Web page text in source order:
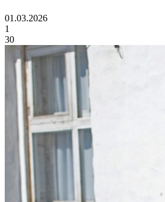
01.03.2026
1
30